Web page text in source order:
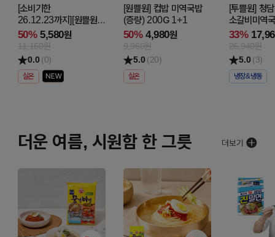
[소비기한
26.12.23까지][원쁠원]
타바스코 할라피뇨
핫소스 60ML 1+1
50% 5,580원
11,160원
0.0 (0)
실온
[원쁠원] 컵밥 미역국밥
(증량) 200G 1+1
50% 4,980원
9,960원
5.0 (20)
실온
[투쁠원] 청
소갈비미역
2+1
33%
26,940원
5.0 (3)
냉장&냉동
더운 여름, 시원함 한 그릇